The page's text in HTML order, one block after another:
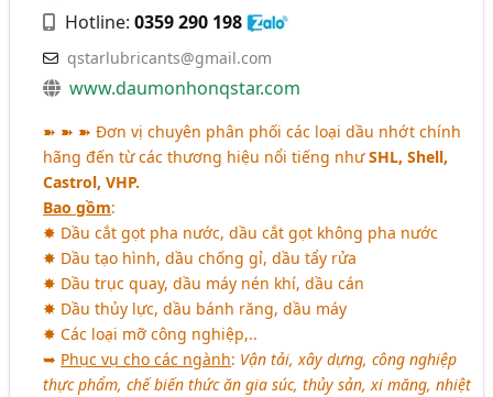
Hotline:0359 290 198
qstarlubricants@gmail.com
www.daumonhonqstar.com
➽ ➽ ➽ Đơn vị chuyên phân phối các loại dầu nhớt chính
hãng đến từ các thương hiệu nổi tiếng nhưSHL, Shell,
Castrol, VHP.
Bao gồm:
✸ Dầu cắt gọt pha nước, dầu cắt gọt không pha nước
✸ Dầu tạo hình, dầu chống gỉ, dầu tẩy rửa
✸ Dầu trục quay, dầu máy nén khí, dầu cán
✸ Dầu thủy lực, dầu bánh răng, dầu máy
✸ Các loại mỡ công nghiệp,..
➥ Phục vụ cho các ngành: Vận tải, xây dựng, công nghiệp
thực phẩm, chế biến thức ăn gia súc, thủy sản, xi măng, nhiệt